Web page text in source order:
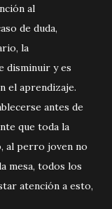
al
de duda,
la
disminuir y es
el aprendizaje.
antes de
que toda la
al perro joven no
mesa, todos los
atención a esto,